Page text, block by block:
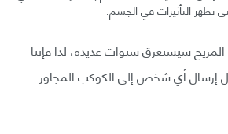
تظهر التأثيرات في الجسم.
سيستغرق سنوات عديدة، لذا فإننا
إرسال أي شخص إلى الكوكب المجاور.